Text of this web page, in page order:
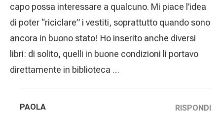
capo possa interessare a qualcuno. Mi piace l’idea
di poter “riciclare” i vestiti, soprattutto quando sono
ancora in buono stato! Ho inserito anche diversi
libri: di solito, quelli in buone condizioni li portavo
direttamente in biblioteca …
PAOLA RISPONDI